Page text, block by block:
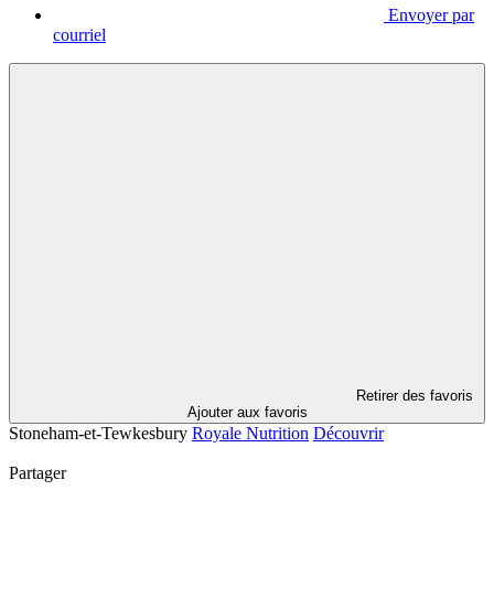
Envoyer par
courriel
Retirer des favoris
Ajouter aux favoris
Stoneham-et-Tewkesbury Royale Nutrition Découvrir
Partager